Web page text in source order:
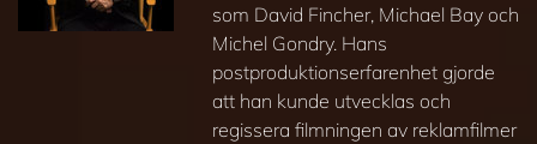
som David Fincher, Michael Bay och
Michel Gondry. Hans
postproduktionserfarenhet gjorde
att han kunde utvecklas och
regissera filmningen av reklamfilmer